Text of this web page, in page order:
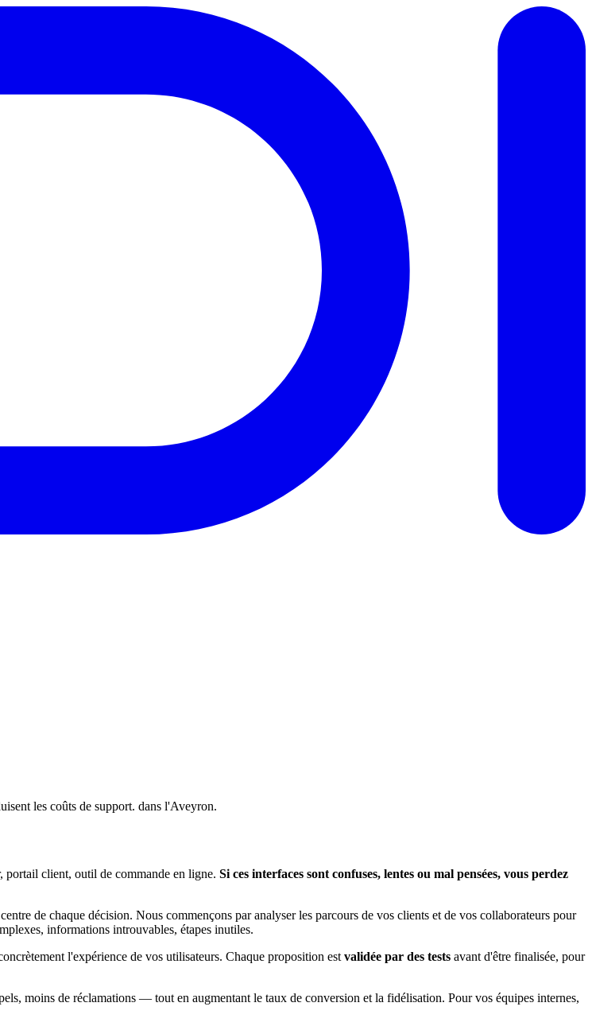
les coûts de support. dans l'Aveyron.
client, outil de commande en ligne. Si ces interfaces sont confuses, lentes ou mal pensées, vous perdez
de chaque décision. Nous commençons par analyser les parcours de vos clients et de vos collaborateurs pour
informations introuvables, étapes inutiles.
l'expérience de vos utilisateurs. Chaque proposition est validée par des tests avant d'être finalisée, pour
moins de réclamations — tout en augmentant le taux de conversion et la fidélisation. Pour vos équipes internes,